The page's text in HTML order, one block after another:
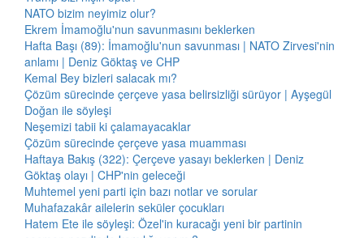
NATO bizim neyimiz olur?
Ekrem İmamoğlu'nun savunmasını beklerken
Hafta Başı (89): İmamoğlu'nun savunması | NATO Zirvesi'nin
anlamı | Deniz Göktaş ve CHP
Kemal Bey bizleri salacak mı?
Çözüm sürecinde çerçeve yasa belirsizliği sürüyor | Ayşegül
Doğan ile söyleşi
Neşemizi tabii ki çalamayacaklar
Çözüm sürecinde çerçeve yasa muamması
Haftaya Bakış (322): Çerçeve yasayı beklerken | Deniz
Göktaş olayı | CHP'nin geleceği
Muhtemel yeni parti için bazı notlar ve sorular
Muhafazakâr ailelerin seküler çocukları
Hatem Ete ile söyleşi: Özel'in kuracağı yeni bir partinin